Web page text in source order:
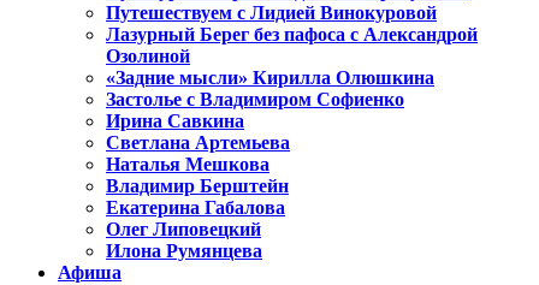
Путешествуем с Лидией Винокуровой
Лазурный Берег без пафоса с Александрой
Озолиной
«Задние мысли» Кирилла Олюшкина
Застолье с Владимиром Софиенко
Ирина Савкина
Светлана Артемьева
Наталья Мешкова
Владимир Берштейн
Екатерина Габалова
Олег Липовецкий
Илона Румянцева
Афиша